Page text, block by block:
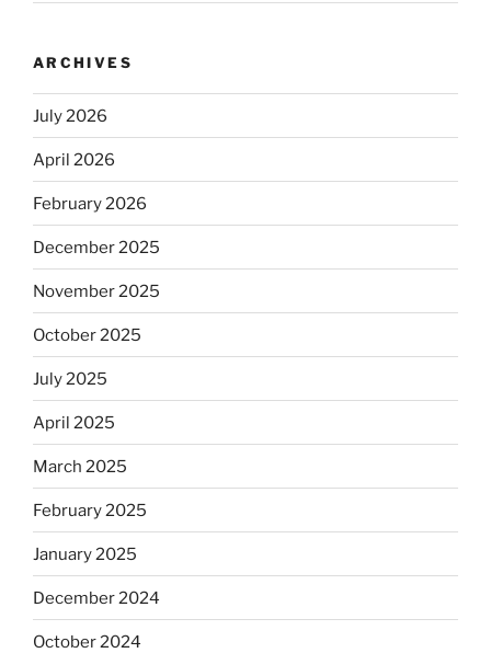
ARCHIVES
July 2026
April 2026
February 2026
December 2025
November 2025
October 2025
July 2025
April 2025
March 2025
February 2025
January 2025
December 2024
October 2024